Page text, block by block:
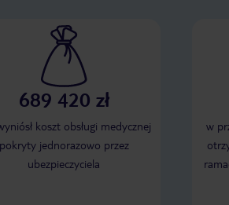
689 420 zł
koszt obsługi medycznej
pokryty jednorazowo przez
ubezpieczyciela
w